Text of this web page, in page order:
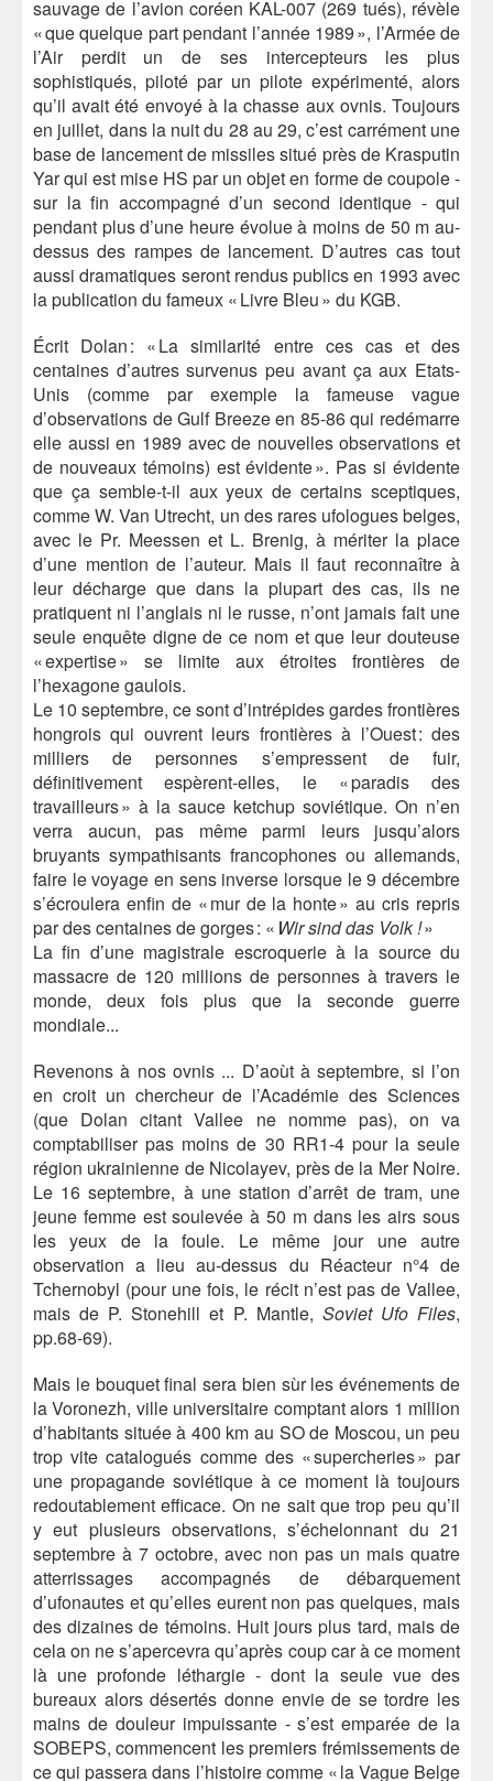
sauvage de l’avion coréen KAL-007 (269 tués), révèle
« que quelque part pendant l’année 1989 », l’Armée de
l’Air perdit un de ses intercepteurs les plus
sophistiqués, piloté par un pilote expérimenté, alors
qu’il avait été envoyé à la chasse aux ovnis. Toujours
en juillet, dans la nuit du 28 au 29, c’est carrément une
base de lancement de missiles situé près de Krasputin
Yar qui est mise HS par un objet en forme de coupole -
sur la fin accompagné d’un second identique - qui
pendant plus d’une heure évolue à moins de 50 m au-
dessus des rampes de lancement. D’autres cas tout
aussi dramatiques seront rendus publics en 1993 avec
la publication du fameux « Livre Bleu » du KGB.
Écrit Dolan : « La similarité entre ces cas et des
centaines d’autres survenus peu avant ça aux Etats-
Unis (comme par exemple la fameuse vague
d’observations de Gulf Breeze en 85-86 qui redémarre
elle aussi en 1989 avec de nouvelles observations et
de nouveaux témoins) est évidente ». Pas si évidente
que ça semble-t-il aux yeux de certains sceptiques,
comme W. Van Utrecht, un des rares ufologues belges,
avec le Pr. Meessen et L. Brenig, à mériter la place
d’une mention de l’auteur. Mais il faut reconnaître à
leur décharge que dans la plupart des cas, ils ne
pratiquent ni l’anglais ni le russe, n’ont jamais fait une
seule enquête digne de ce nom et que leur douteuse
« expertise » se limite aux étroites frontières de
l’hexagone gaulois.
Le 10 septembre, ce sont d’intrépides gardes frontières
hongrois qui ouvrent leurs frontières à l’Ouest : des
milliers de personnes s’empressent de fuir,
définitivement espèrent-elles, le « paradis des
travailleurs » à la sauce ketchup soviétique. On n’en
verra aucun, pas même parmi leurs jusqu’alors
bruyants sympathisants francophones ou allemands,
faire le voyage en sens inverse lorsque le 9 décembre
s’écroulera enfin de « mur de la honte » au cris repris
par des centaines de gorges : « Wir sind das Volk !»
La fin d’une magistrale escroquerie à la source du
massacre de 120 millions de personnes à travers le
monde, deux fois plus que la seconde guerre
mondiale...
Revenons à nos ovnis ... D’aoùt à septembre, si l’on
en croit un chercheur de l’Académie des Sciences
(que Dolan citant Vallee ne nomme pas), on va
comptabiliser pas moins de 30 RR1-4 pour la seule
région ukrainienne de Nicolayev, près de la Mer Noire.
Le 16 septembre, à une station d’arrêt de tram, une
jeune femme est soulevée à 50 m dans les airs sous
les yeux de la foule. Le même jour une autre
observation a lieu au-dessus du Réacteur n°4 de
Tchernobyl (pour une fois, le récit n’est pas de Vallee,
mais de P. Stonehill et P. Mantle, Soviet Ufo Files,
pp.68-69).
Mais le bouquet final sera bien sùr les événements de
la Voronezh, ville universitaire comptant alors 1 million
d’habitants située à 400 km au SO de Moscou, un peu
trop vite catalogués comme des « supercheries » par
une propagande soviétique à ce moment là toujours
redoutablement efficace. On ne sait que trop peu qu’il
y eut plusieurs observations, s’échelonnant du 21
septembre à 7 octobre, avec non pas un mais quatre
atterrissages accompagnés de débarquement
d’ufonautes et qu’elles eurent non pas quelques, mais
des dizaines de témoins. Huit jours plus tard, mais de
cela on ne s’apercevra qu’après coup car à ce moment
là une profonde léthargie - dont la seule vue des
bureaux alors désertés donne envie de se tordre les
mains de douleur impuissante - s’est emparée de la
SOBEPS, commencent les premiers frémissements de
ce qui passera dans l’histoire comme « la Vague Belge